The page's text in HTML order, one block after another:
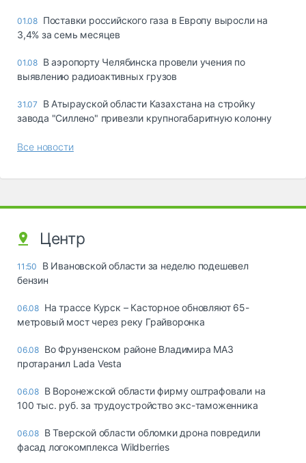
01.08 Поставки российского газа в Европу выросли на
3,4% за семь месяцев
01.08 В аэропорту Челябинска провели учения по
выявлению радиоактивных грузов
31.07
В Атырауской области Казахстана на стройку
завода "Силлено" привезли крупногабаритную колонну
Все новости
Центр
11:50
В Ивановской области за неделю подешевел
бензин
06.08 На трассе Курск – Касторное обновляют 65-
метровый мост через реку Грайворонка
06.08 Во Фрунзенском районе Владимира МАЗ
протаранил Lada Vesta
06.08 В Воронежской области фирму оштрафовали на
100 тыс. руб. за трудоустройство экс-таможенника
06.08 В Тверской области обломки дрона повредили
фасад логокомплекса Wildberries